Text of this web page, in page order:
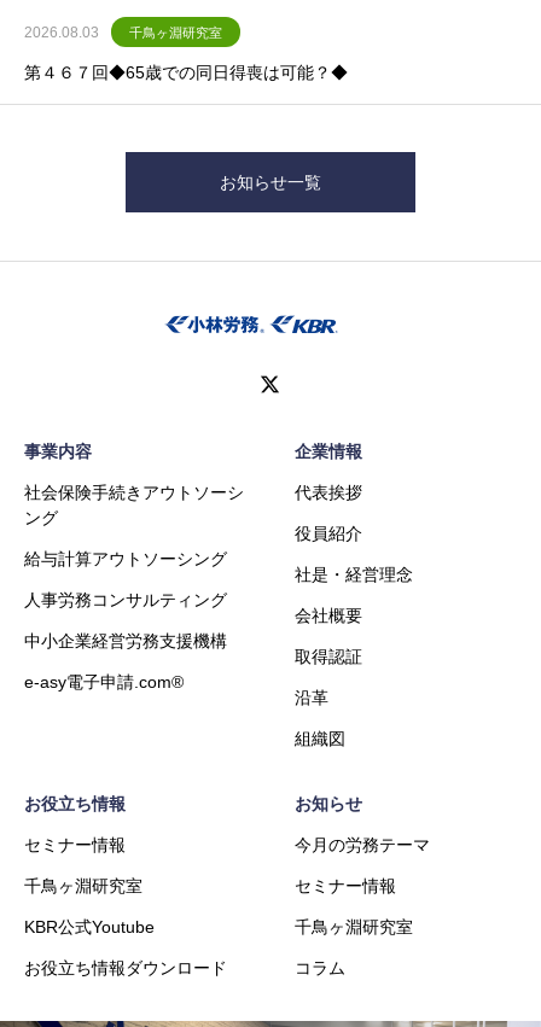
2026.08.03 千鳥ヶ淵研究室
第４６７回◆65歳での同日得喪は可能？◆
お知らせ一覧
事業内容
社会保険手続きアウトソーシ
ング
給与計算アウトソーシング
人事労務コンサルティング
中小企業経営労務支援機構
e-asy電子申請.com®
企業情報
代表挨拶
役員紹介
社是・経営理念
会社概要
取得認証
沿革
組織図
お役立ち情報
セミナー情報
千鳥ヶ淵研究室
KBR公式Youtube
お役立ち情報ダウンロード
お知らせ
今月の労務テーマ
セミナー情報
千鳥ヶ淵研究室
コラム